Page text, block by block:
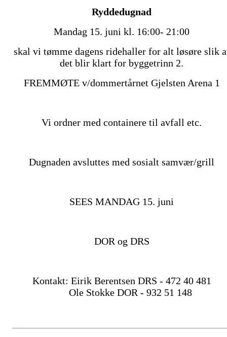
Ryddedugnad
Mandag 15. juni kl. 16:00- 21:00
skal vi tømme dagens ridehaller for alt løsøre slik
det blir klart for byggetrinn 2.
FREMMØTE v/dommertårnet Gjelsten Arena 1
Vi ordner med containere til avfall etc.
Dugnaden avsluttes med sosialt samvær/grill
SEES MANDAG 15. juni
DOR og DRS
Kontakt: Eirik Berentsen DRS - 472 40 481
Ole Stokke DOR - 932 51 148